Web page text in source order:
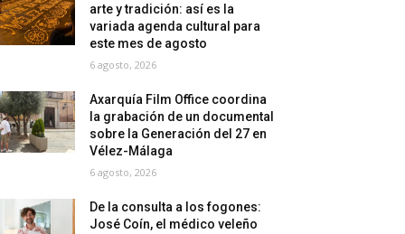
arte y tradición: así es la
variada agenda cultural para
este mes de agosto
6 agosto, 2026
Axarquía Film Office coordina
la grabación de un documental
sobre la Generación del 27 en
Vélez-Málaga
6 agosto, 2026
De la consulta a los fogones:
José Coín, el médico veleño